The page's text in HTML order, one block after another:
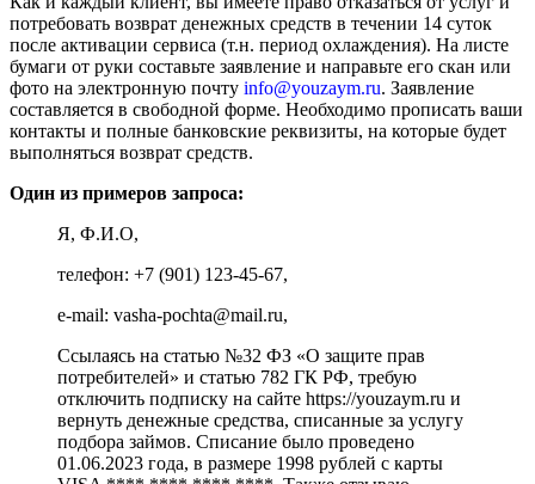
потребовать возврат денежных средств в течении 14 суток
после активации сервиса (т.н. период охлаждения). На листе
бумаги от руки составьте заявление и направьте его скан или
фото на электронную почту info@youzaym.ru. Заявление
составляется в свободной форме. Необходимо прописать ваши
контакты и полные банковские реквизиты, на которые будет
выполняться возврат средств.
Один из примеров запроса:
Я, Ф.И.О,
телефон: +7 (901) 123-45-67,
e-mail: vasha-pochta@mail.ru,
Ссылаясь на статью №32 ФЗ «О защите прав
потребителей» и статью 782 ГК РФ, требую
отключить подписку на сайте https://youzaym.ru и
вернуть денежные средства, списанные за услугу
подбора займов. Списание было проведено
01.06.2023 года, в размере 1998 рублей с карты